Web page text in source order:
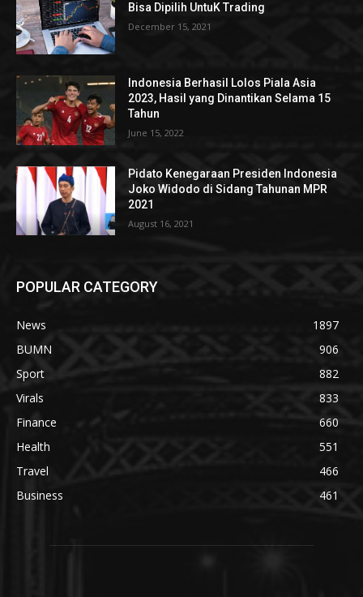
Bisa Dipilih UntuK Trading
December 15, 2021
Indonesia Berhasil Lolos Piala Asia
2023, Hasil yang Dinantikan Selama 15
Tahun
June 15, 2022
Pidato Kenegaraan Presiden Indonesia
Joko Widodo di Sidang Tahunan MPR
2021
August 16, 2021
POPULAR CATEGORY
News
1897
BUMN
906
Sport
882
Virals
833
Finance
660
Health
551
Travel
466
Business
461